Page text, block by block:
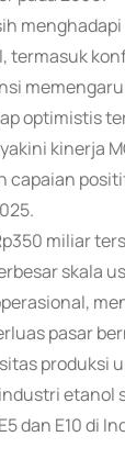
termasuk
optimistis
kinerja
capaian
miliar
skala
pasar
produksi
etanol
dan E10 di